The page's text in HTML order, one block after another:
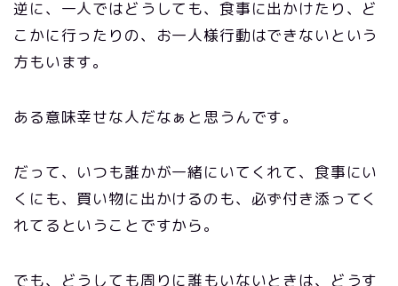
逆に、一人ではどうしても、食事に出かけたり、ど
こかに行ったりの、お一人様行動はできないという
方もいます。
ある意味幸せな人だなぁと思うんです。
だって、いつも誰かが一緒にいてくれて、食事にい
くにも、買い物に出かけるのも、必ず付き添ってく
れてるということですから。
でも、どうしても周りに誰もいないときは、どうす